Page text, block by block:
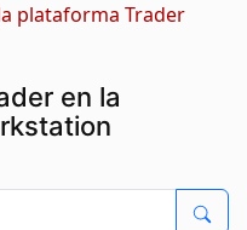
plataforma Trader
en la